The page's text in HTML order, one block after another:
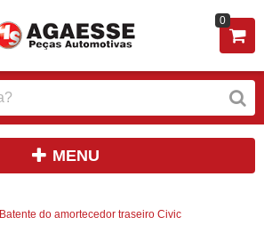
0
MENU
Batente do amortecedor traseiro Civic